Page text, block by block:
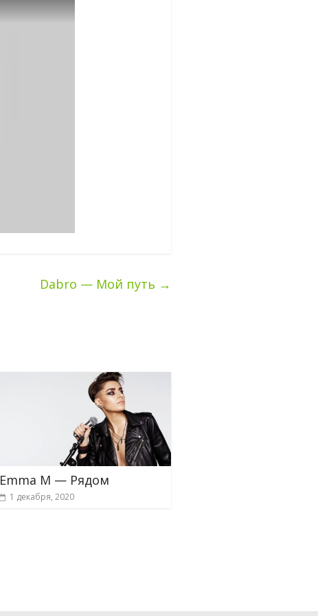
Dabro — Мой путь →
Emma M — Рядом
1 декабря, 2020